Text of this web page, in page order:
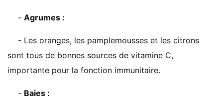
- Agrumes :
- Les oranges, les pamplemousses et les citrons
sont tous de bonnes sources de vitamine C,
importante pour la fonction immunitaire.
- Baies :